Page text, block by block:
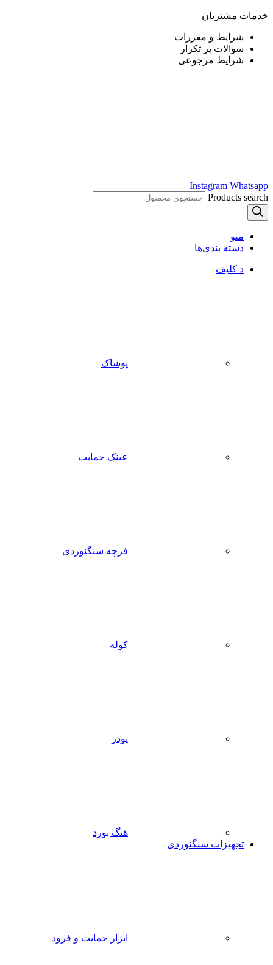
خدمات مشتریان
شرایط و مقررات
سوالات پر تکرار
شرایط مرجوعی
Instagram Whatsapp
Products search
منو
دسته بندی‌ها
د کلیف
پوشاک
عینک حمایت
فرچه سنگنوردی
کوله
پودر
هَنگ بورد
تجهیزات سنگنوردی
ابزار حمایت و فرود